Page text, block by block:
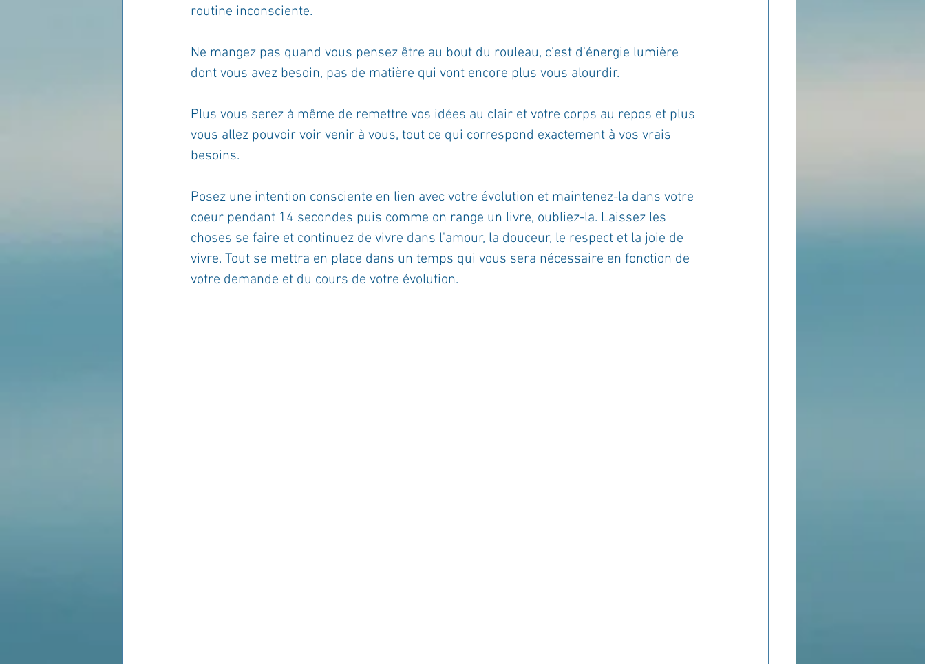
routine inconsciente.
Ne mangez pas quand vous pensez être au bout du rouleau, c'est d'énergie lumière
dont vous avez besoin, pas de matière qui vont encore plus vous alourdir.
Plus vous serez à même de remettre vos idées au clair et votre corps au repos et plus
vous allez pouvoir voir venir à vous, tout ce qui correspond exactement à vos vrais
besoins.
Posez une intention consciente en lien avec votre évolution et maintenez-la dans votre
coeur pendant 14 secondes puis comme on range un livre, oubliez-la. Laissez les
choses se faire et continuez de vivre dans l'amour, la douceur, le respect et la joie de
vivre. Tout se mettra en place dans un temps qui vous sera nécessaire en fonction de
votre demande et du cours de votre évolution.